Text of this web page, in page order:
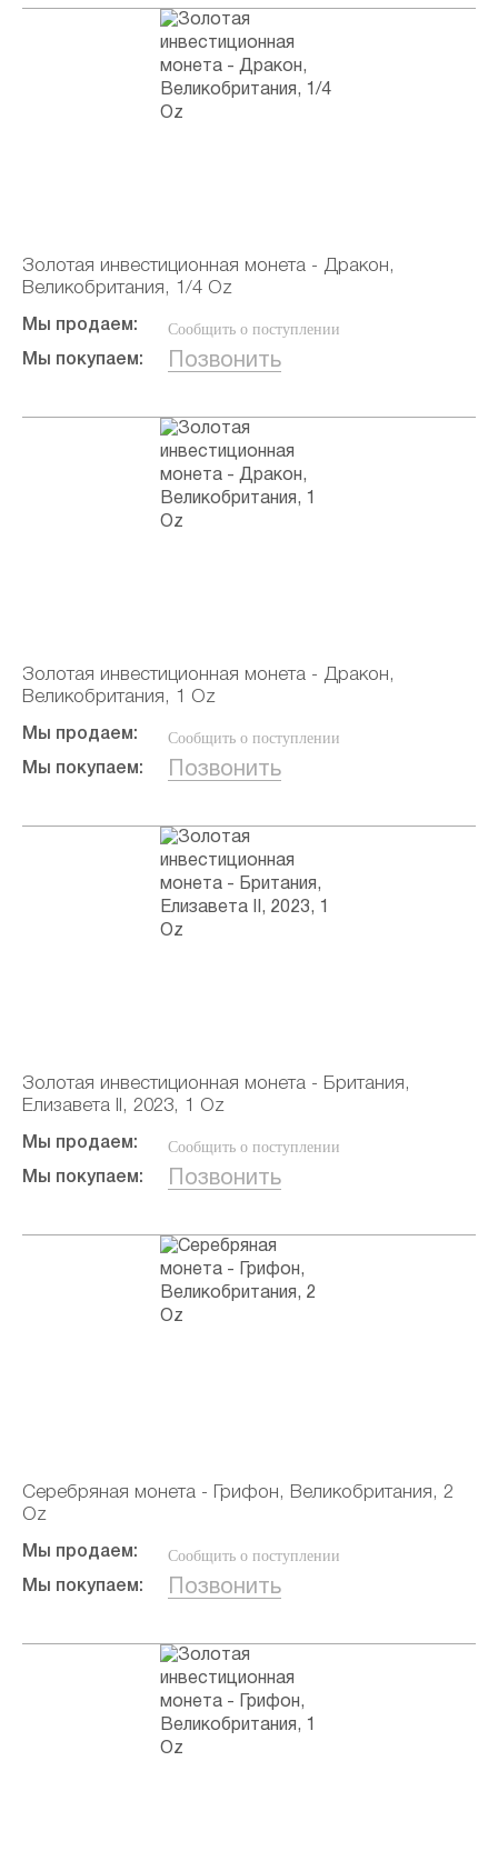
Золотая инвестиционная монета - Дракон,
Великобритания, 1/4 Oz
Мы продаем: Сообщить о поступлении
Мы покупаем: Позвонить
Золотая инвестиционная монета - Дракон,
Великобритания, 1 Oz
Мы продаем: Сообщить о поступлении
Мы покупаем: Позвонить
Золотая инвестиционная монета - Британия,
Елизавета II, 2023, 1 Oz
Мы продаем: Сообщить о поступлении
Мы покупаем: Позвонить
Серебряная монета - Грифон, Великобритания, 2
Oz
Мы продаем: Сообщить о поступлении
Мы покупаем: Позвонить